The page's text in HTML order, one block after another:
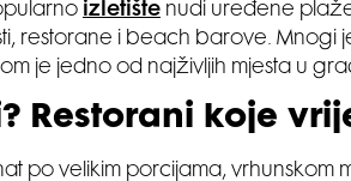
izletište nudi uređene
restorane i beach barove. Mnogi
je jedno od najživljih mjesta u
Restorani koje
po velikim porcijama, vrhunskom